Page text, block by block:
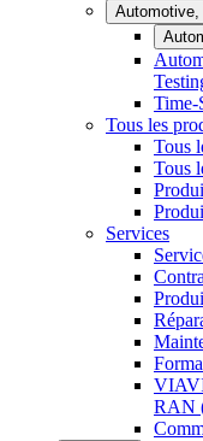
Time-
Tous les
Tous
Tous
Services
VIAVI
RAN